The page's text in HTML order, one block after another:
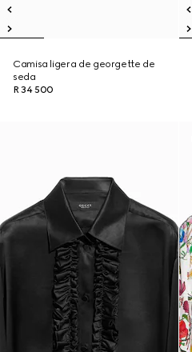
Camisa ligera de georgette de
seda
R 34 500